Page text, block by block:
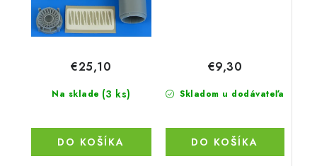
Na sklade (3 ks)
€25,10
DO KOŠÍKA
Skladom u dodávateľa
€9,30
DO KOŠÍKA